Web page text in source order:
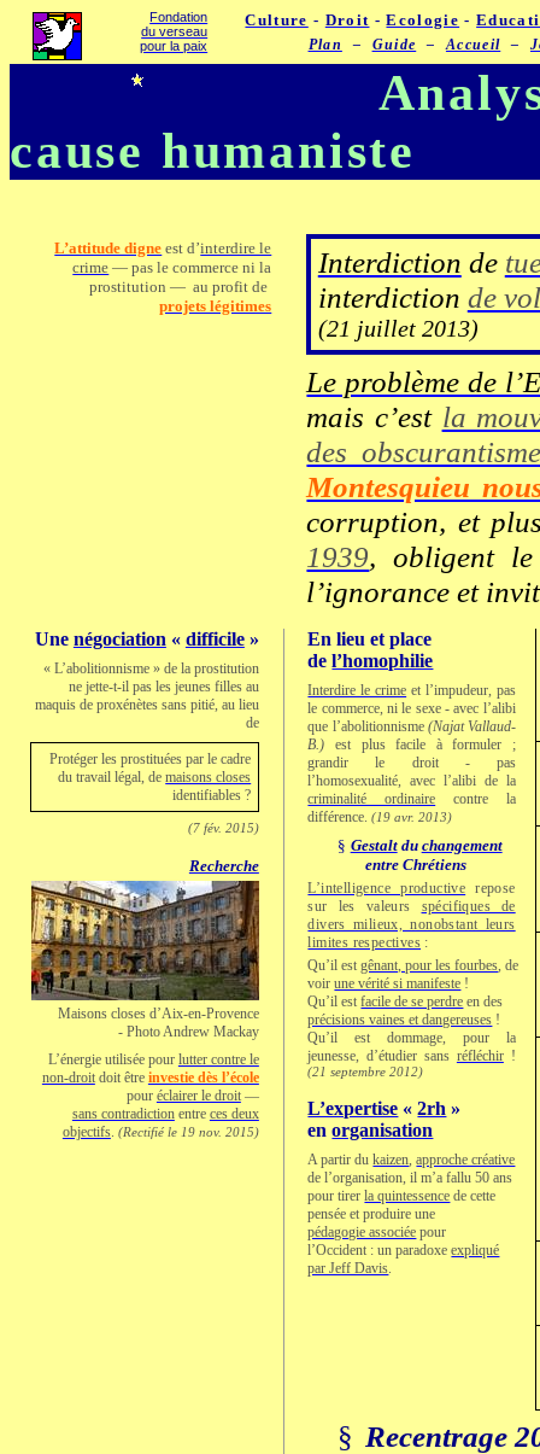
Fondation
du verseau
pour la paix
Culture - Droit -Ecologie -
Plan – Guide – Accueil –
cause humaniste
L’attitude digne est d’interdire le
crime — pas le commerce ni la
prostitution — au profit de
projets légitimes
Interdiction de
interdiction de
(21 juillet 2013)
Le problème de
mais c’est la
des
Montesquieu
corruption, et
1939, obligent
l’ignorance et
Une négociation « difficile»
« L’abolitionnisme » de la prostitution
ne jette-t-il pas les jeunes filles au
maquis de proxénètes sans pitié, au lieu
de
Protéger les prostituées par le cadre
du travail légal, demaisons closes
identifiables ?
(7 fév. 2015)
Recherche
Maisons closes d’Aix-en-Provence
- Photo Andrew Mackay
L’énergie utilisée pour lutter contre le
non‑droitdoit être investie dès l’école
pour éclairer le droit—
sans contradictionentre ces deux
objectifs. (Rectifié le 19 nov. 2015)
En lieu et place
del’homophilie
Interdire le crime et l’impudeur, pas
le commerce, ni le sexe - avec l’alibi
que l’abolitionnisme (Najat Vallaud-
B.) est plus facile à formuler ;
grandir le droit - pas
l’homosexualité, avec l’alibi de la
criminalité ordinaire contre la
différence.(19 avr. 2013)
§ Gestaltdu changement
entre Chrétiens
L’intelligence productive repose
sur les valeurs spécifiques de
divers milieux, nonobstant leurs
limites respectives :
Qu’il estgênant, pour les fourbes, de
voirune vérité si manifeste !
Qu’il estfacile de se perdre en des
précisions vaines et dangereuses !
Qu’il est dommage, pour la
jeunesse, d’étudier sans réfléchir!
(21 septembre 2012)
L’expertise «2rh »
enorganisation
A partir dukaizen,approche créative
de l’organisation, il m’a fallu 50 ans
pour tirerla quintessence de cette
pensée et produire une
pédagogie associée pour
l’Occident : un paradoxeexpliqué
par Jeff Davis.
§ Recentrage